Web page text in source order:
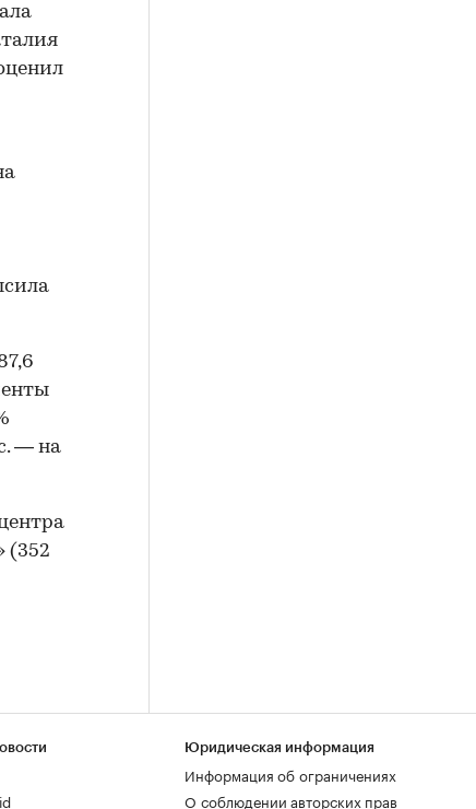
— на
(352
Юридическая информация
Информация об ограничениях
О соблюдении авторских прав